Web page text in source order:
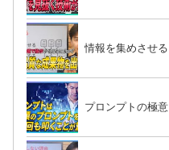
情報を集めさせる
プロンプトの極意